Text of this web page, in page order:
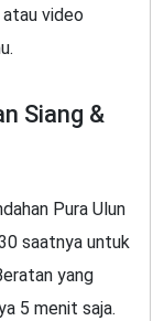
video
Siang &
Pura Ulun
saatnya untuk
yang
5 menit saja.